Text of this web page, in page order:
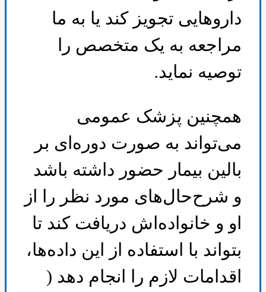
داروهایی تجویز کند یا به ما
مراجعه به یک متخصص را
توصیه نماید.
همچنین پزشک عمومی
می‌تواند به صورت دوره‌ای بر
بالین بیمار حضور داشته باشد
و شرح‌حال‌های مورد نظر را از
او و خانواده‌اش دریافت کند تا
بتواند با استفاده از این داده‌ها،
اقدامات لازم را انجام دهد (